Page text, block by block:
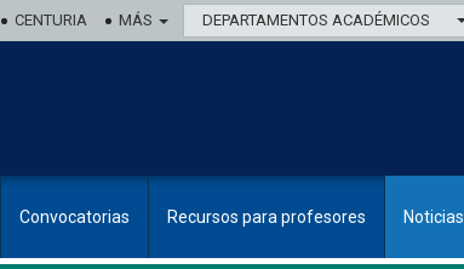
CENTURIA MÁS DEPARTAMENTOS ACADÉMICOS
Convocatorias Recursos para profesores Noticias